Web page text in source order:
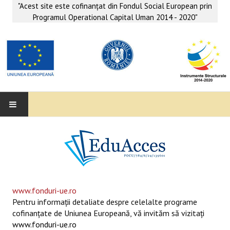
"Acest site este cofinanţat din Fondul Social European prin
Programul Operational Capital Uman 2014 - 2020"
SUPORT EDUCAȚIONAL MATEMATICĂ- INFORMATICĂ
SERVICII PSIHO-SOCIALE
www.fonduri-ue.ro
Pentru informaţii detaliate despre celelalte programe
cofinanţate de Uniunea Europeană, vă invităm să vizitaţi
www.fonduri-ue.ro